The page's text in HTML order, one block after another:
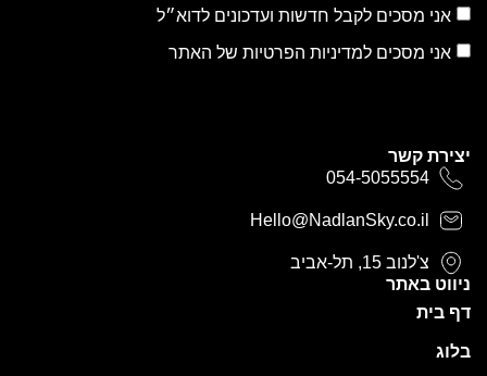
אני מסכים לקבל חדשות ועדכונים לדוא״ל
אני מסכים למדיניות הפרטיות של האתר
יצירת קשר
054-5055554
Hello@NadlanSky.co.il
צ'לנוב 15, תל-אביב
ניווט באתר
דף בית
בלוג